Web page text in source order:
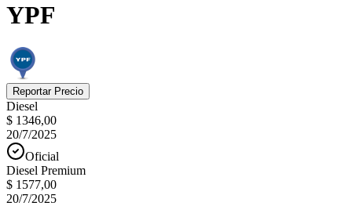
YPF
Reportar Precio
Diesel
$ 1346,00
20/7/2025
Oficial
Diesel Premium
$ 1577,00
20/7/2025